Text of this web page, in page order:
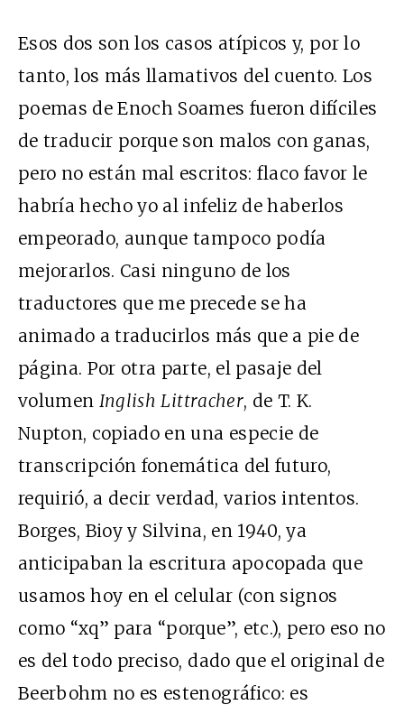
Esos dos son los casos atípicos y, por lo
tanto, los más llamativos del cuento. Los
poemas de Enoch Soames fueron difíciles
de traducir porque son malos con ganas,
pero no están mal escritos: flaco favor le
habría hecho yo al infeliz de haberlos
empeorado, aunque tampoco podía
mejorarlos. Casi ninguno de los
traductores que me precede se ha
animado a traducirlos más que a pie de
página. Por otra parte, el pasaje del
volumen Inglish Littracher, de T. K.
Nupton, copiado en una especie de
transcripción fonemática del futuro,
requirió, a decir verdad, varios intentos.
Borges, Bioy y Silvina, en 1940, ya
anticipaban la escritura apocopada que
usamos hoy en el celular (con signos
como “xq” para “porque”, etc.), pero eso no
es del todo preciso, dado que el original de
Beerbohm no es estenográfico: es